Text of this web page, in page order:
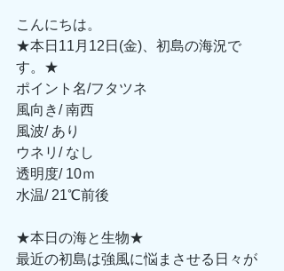
こんにちは。
★本日11月12日(金)、初島の海況で
す。★
ポイント名/フタツネ
風向き/ 南西
風波/ あり
ウネリ/ なし
透明度/ 10ｍ
水温/ 21℃前後
★本日の海と生物★
最近の初島は強風に悩まさせる日々が